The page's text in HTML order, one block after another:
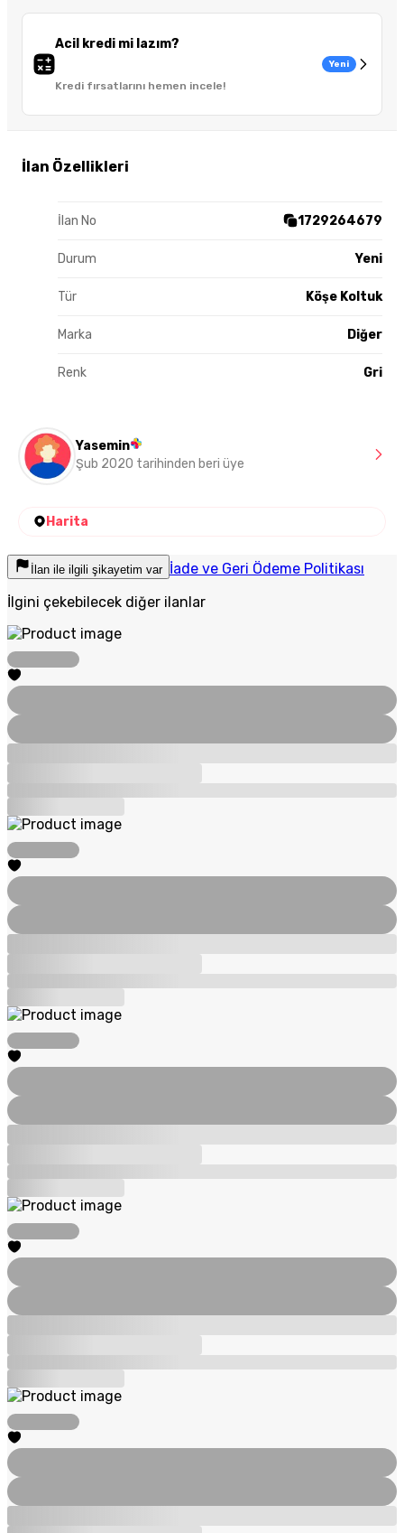
Acil kredi mi lazım?
Kredi fırsatlarını hemen incele!
Yeni
İlan Özellikleri
İlan No 1729264679
Durum Yeni
Tür Köşe Koltuk
Marka Diğer
Renk Gri
Yasemin
Şub 2020 tarihinden beri üye
Harita
İlan ile ilgili şikayetim var İade ve Geri Ödeme Politikası
İlgini çekebilecek diğer ilanlar